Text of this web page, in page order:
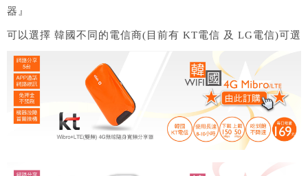
器』
可以選擇 韓國不同的電信商(目前有 KT電信 及 LG電信)可選